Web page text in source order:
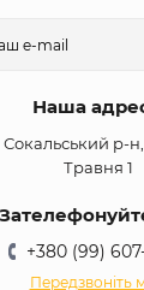
Наша
Сокальський р-
Травня 1
+380 (99)
Передзвоніть